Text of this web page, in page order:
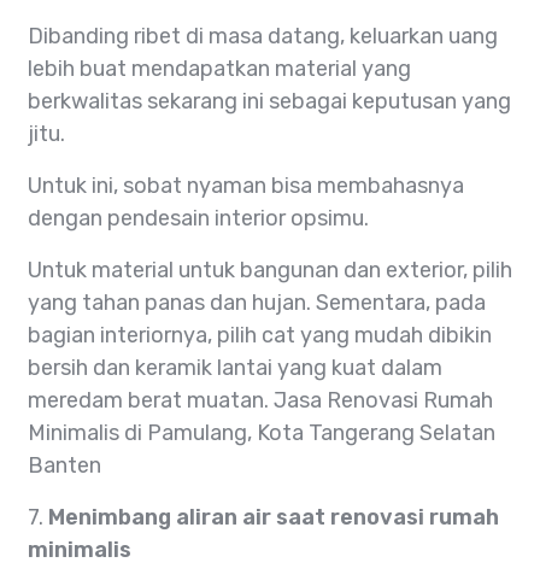
Dibanding ribet di masa datang, keluarkan uang
lebih buat mendapatkan material yang
berkwalitas sekarang ini sebagai keputusan yang
jitu.
Untuk ini, sobat nyaman bisa membahasnya
dengan pendesain interior opsimu.
Untuk material untuk bangunan dan exterior, pilih
yang tahan panas dan hujan. Sementara, pada
bagian interiornya, pilih cat yang mudah dibikin
bersih dan keramik lantai yang kuat dalam
meredam berat muatan. Jasa Renovasi Rumah
Minimalis di Pamulang, Kota Tangerang Selatan
Banten
7. Menimbang aliran air saat renovasi rumah
minimalis